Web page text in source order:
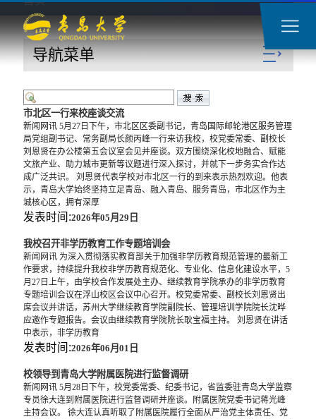
导航菜单
市北区一行来校座谈交流
新闻网讯 5月27日下午，市北区区委副书记，青岛国际邮轮港区服务管理
局党组副书记、常务副局长颜丙峰一行来访我校，校党委常委、副校长
刘恩贤在办公楼第五会议室会见并座谈。双方围绕深化校地融合、赋能
文旅产业、助力城市更新等议题进行深入探讨，并就下一步务实合作达
成广泛共识。 刘恩贤代表学校对市北区一行的到来表示热烈欢迎。他表
示，青岛大学始终坚持立足青岛、融入青岛、服务青岛，市北区作为主
城核心区，拥有深厚
发表时间:2026年05月29日
我校召开非学历教育工作专题培训会
新闻网讯 为深入贯彻落实教育部关于加强非学历教育规范管理的最新工
作要求，持续提升我校非学历教育规范化、专业化、信息化建设水平，5
月27日上午，由学校合作发展处主办、继续教育学院承办的非学历教育
专题培训会议在浮山校区会议中心召开。校党委常委、副校长刘恩贤出
席会议并讲话，苏州大学继续教育学院副院长、管理培训学院院长沈晔
应邀作专题报告。会议由继续教育学院院长耿宝福主持。 刘恩贤在讲话
中表示，非学历教育
发表时间:2026年06月01日
校领导到青岛大学附属医院进行监督调研
新闻网讯 5月28日下午，校党委常委、纪委书记，省监委驻青岛大学监察
专员徐大连到附属医院进行监督调研并座谈。附属医院党委书记蒋光峰
主持会议。 徐大连认真听取了附属医院履行全面从严治党主体责任、党